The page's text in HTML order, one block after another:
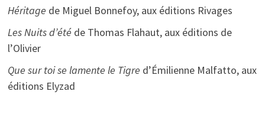
Héritage de Miguel Bonnefoy, aux éditions Rivages
Les Nuits d’été de Thomas Flahaut, aux éditions de
l’Olivier
Que sur toi se lamente le Tigre d’Émilienne Malfatto, aux
éditions Elyzad